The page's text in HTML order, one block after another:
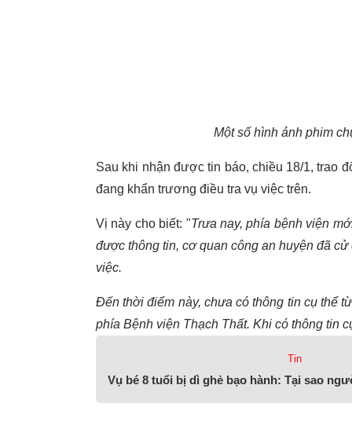
Một số hình ảnh phim
Sau khi nhận được tin báo, chiều 18/1, trao
đang khẩn trương điều tra vụ việc trên.
Vị này cho biết: "Trưa nay, phía bệnh viện
được thông tin, cơ quan công an huyện đã
việc.
Đến thời điểm này, chưa có thông tin cụ thể
phía Bệnh viện Thạch Thất. Khi có thông tin
Tin
Vụ bé 8 tuổi bị dì ghẻ bạo hành: Tại sao